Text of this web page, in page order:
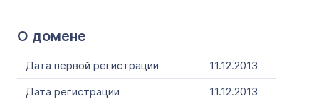
О домене
Дата первой регистрации
11.12.2013
Дата регистрации
11.12.2013